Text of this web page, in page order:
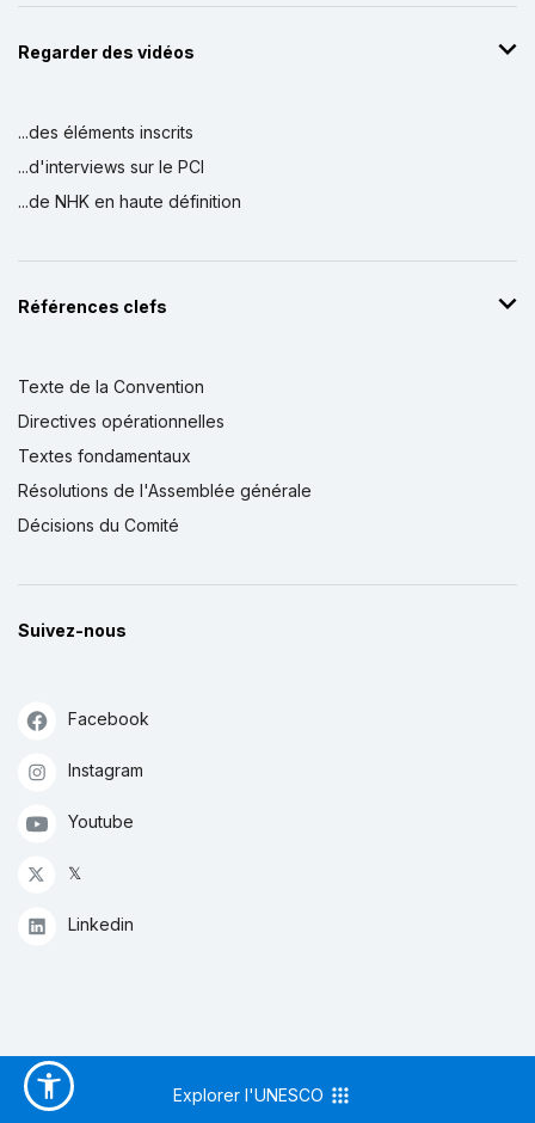
Regarder des vidéos
...des éléments inscrits
...d'interviews sur le PCI
...de NHK en haute définition
Références clefs
Texte de la Convention
Directives opérationnelles
Textes fondamentaux
Résolutions de l'Assemblée générale
Décisions du Comité
Suivez-nous
Facebook
Instagram
Youtube
𝕏
Linkedin
Explorer l'UNESCO